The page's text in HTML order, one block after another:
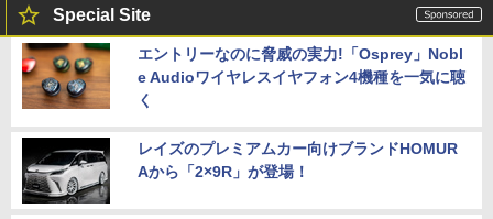
Special Site
エントリーなのに脅威の実力!「Osprey」Nobl
e Audioワイヤレスイヤフォン4機種を一気に聴
く
レイズのプレミアムカー向けブランドHOMUR
Aから「2×9R」が登場！